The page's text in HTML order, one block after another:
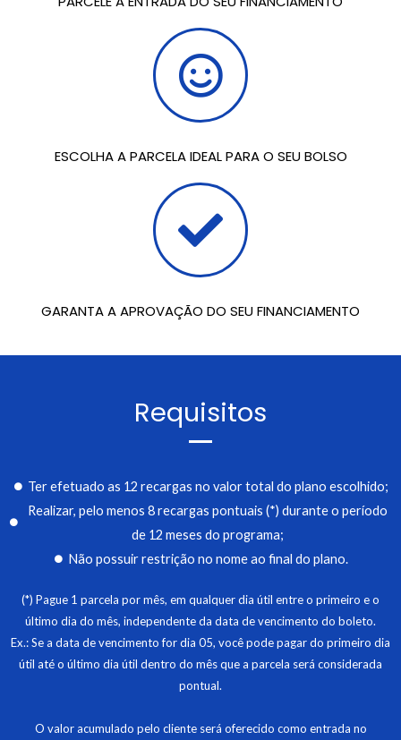
ESCOLHA A PARCELA IDEAL PARA O SEU BOLSO
GARANTA A APROVAÇÃO DO SEU FINANCIAMENTO
Requisitos
Ter efetuado as 12 recargas no valor total do plano escolhido;
Realizar, pelo menos 8 recargas pontuais (*) durante o período
de 12 meses do programa;
Não possuir restrição no nome ao final do plano.
(*) Pague 1 parcela por mês, em qualquer dia útil entre o primeiro e o
último dia do mês, independente da data de vencimento do boleto.
Ex.: Se a data de vencimento for dia 05, você pode pagar do primeiro dia
útil até o último dia útil dentro do mês que a parcela será considerada
pontual.
O valor acumulado pelo cliente será oferecido como entrada no